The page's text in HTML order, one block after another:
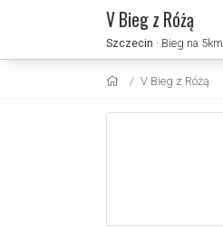
V Bieg z Różą
Szczecin · Bieg na 5km
V Bieg z Różą